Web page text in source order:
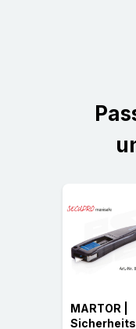
MARTOR |